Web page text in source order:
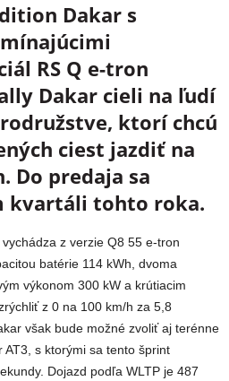
Dakar s
RS Q e-tron
Dakar cieli na ľudí
ktorí chcú
ciest jazdiť na
Do predaja sa
kvartáli tohto roka.
z verzie Q8 55 e-tron
batérie 114 kWh, dvoma
výkonom 300 kW a krútiacim
z 0 na 100 km/h za 5,8
však bude možné zvoliť aj terénne
s ktorými sa tento šprint
Dojazd podľa WLTP je 487